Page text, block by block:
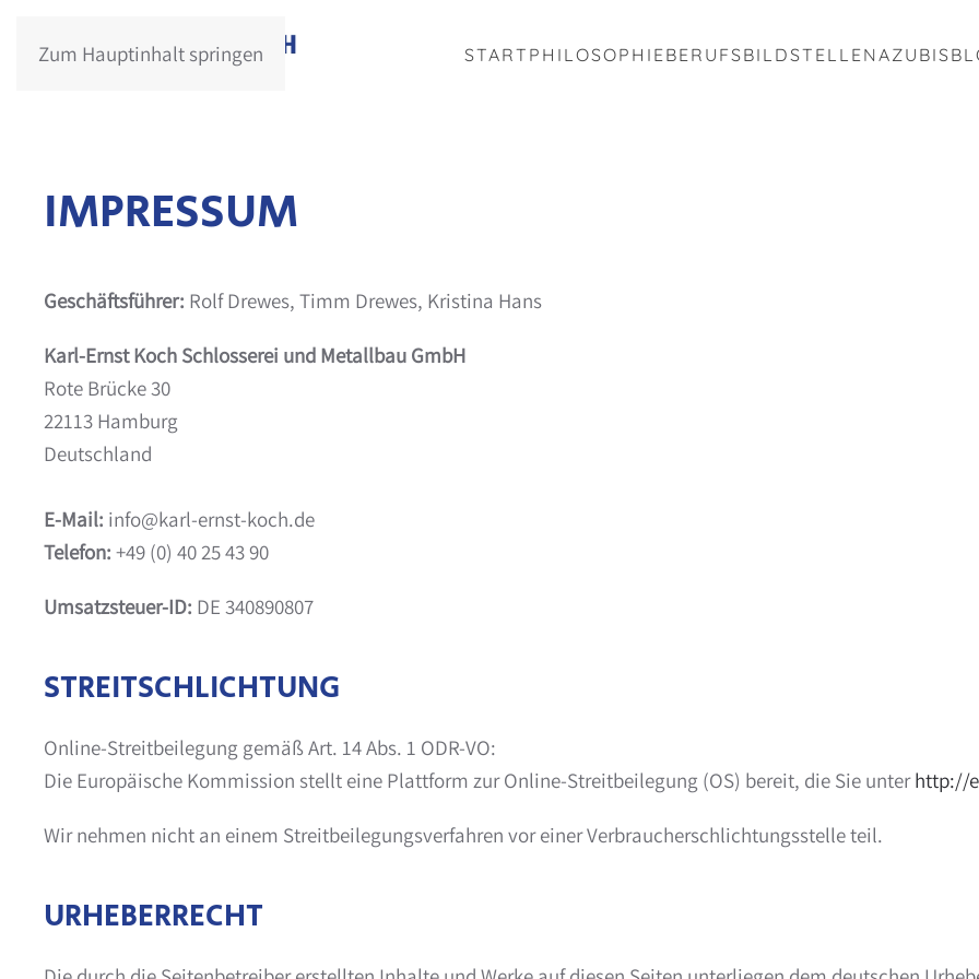
Zum Hauptinhalt springen START PHILOSOPHIEBERUFSBILDSTELLENAZUBIS
IMPRESSUM
Geschäftsführer: Rolf Drewes, Timm Drewes, Kristina Hans
Karl-Ernst Koch Schlosserei und Metallbau GmbH
Rote Brücke 30
22113 Hamburg
Deutschland
E-Mail: info@karl-ernst-koch.de
Telefon: +49 (0) 40 25 43 90
Umsatzsteuer-ID: DE 340890807
STREITSCHLICHTUNG
Online-Streitbeilegung gemäß Art. 14 Abs. 1 ODR-VO:
Die Europäische Kommission stellt eine Plattform zur Online-Streitbeilegung (OS) bereit, die Sie unterhttp://
Wir nehmen nicht an einem Streitbeilegungsverfahren vor einer Verbraucherschlichtungsstelle teil.
URHEBERRECHT